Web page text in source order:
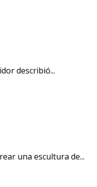
describió...
una escultura de...